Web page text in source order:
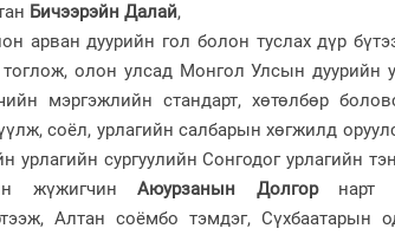
Бичээрэйн Далай,
арван дуурийн гол болон туслах дүр
олон улсад Монгол Улсын дуурийн
мэргэжлийн стандарт, хөтөлбөр
соёл, урлагийн салбарын хөгжилд
сургуулийн Сонгодог урлагийн
жүжигчинАюурзанын Долгорнарт
Алтан соёмбо тэмдэг, Сүхбаатарын